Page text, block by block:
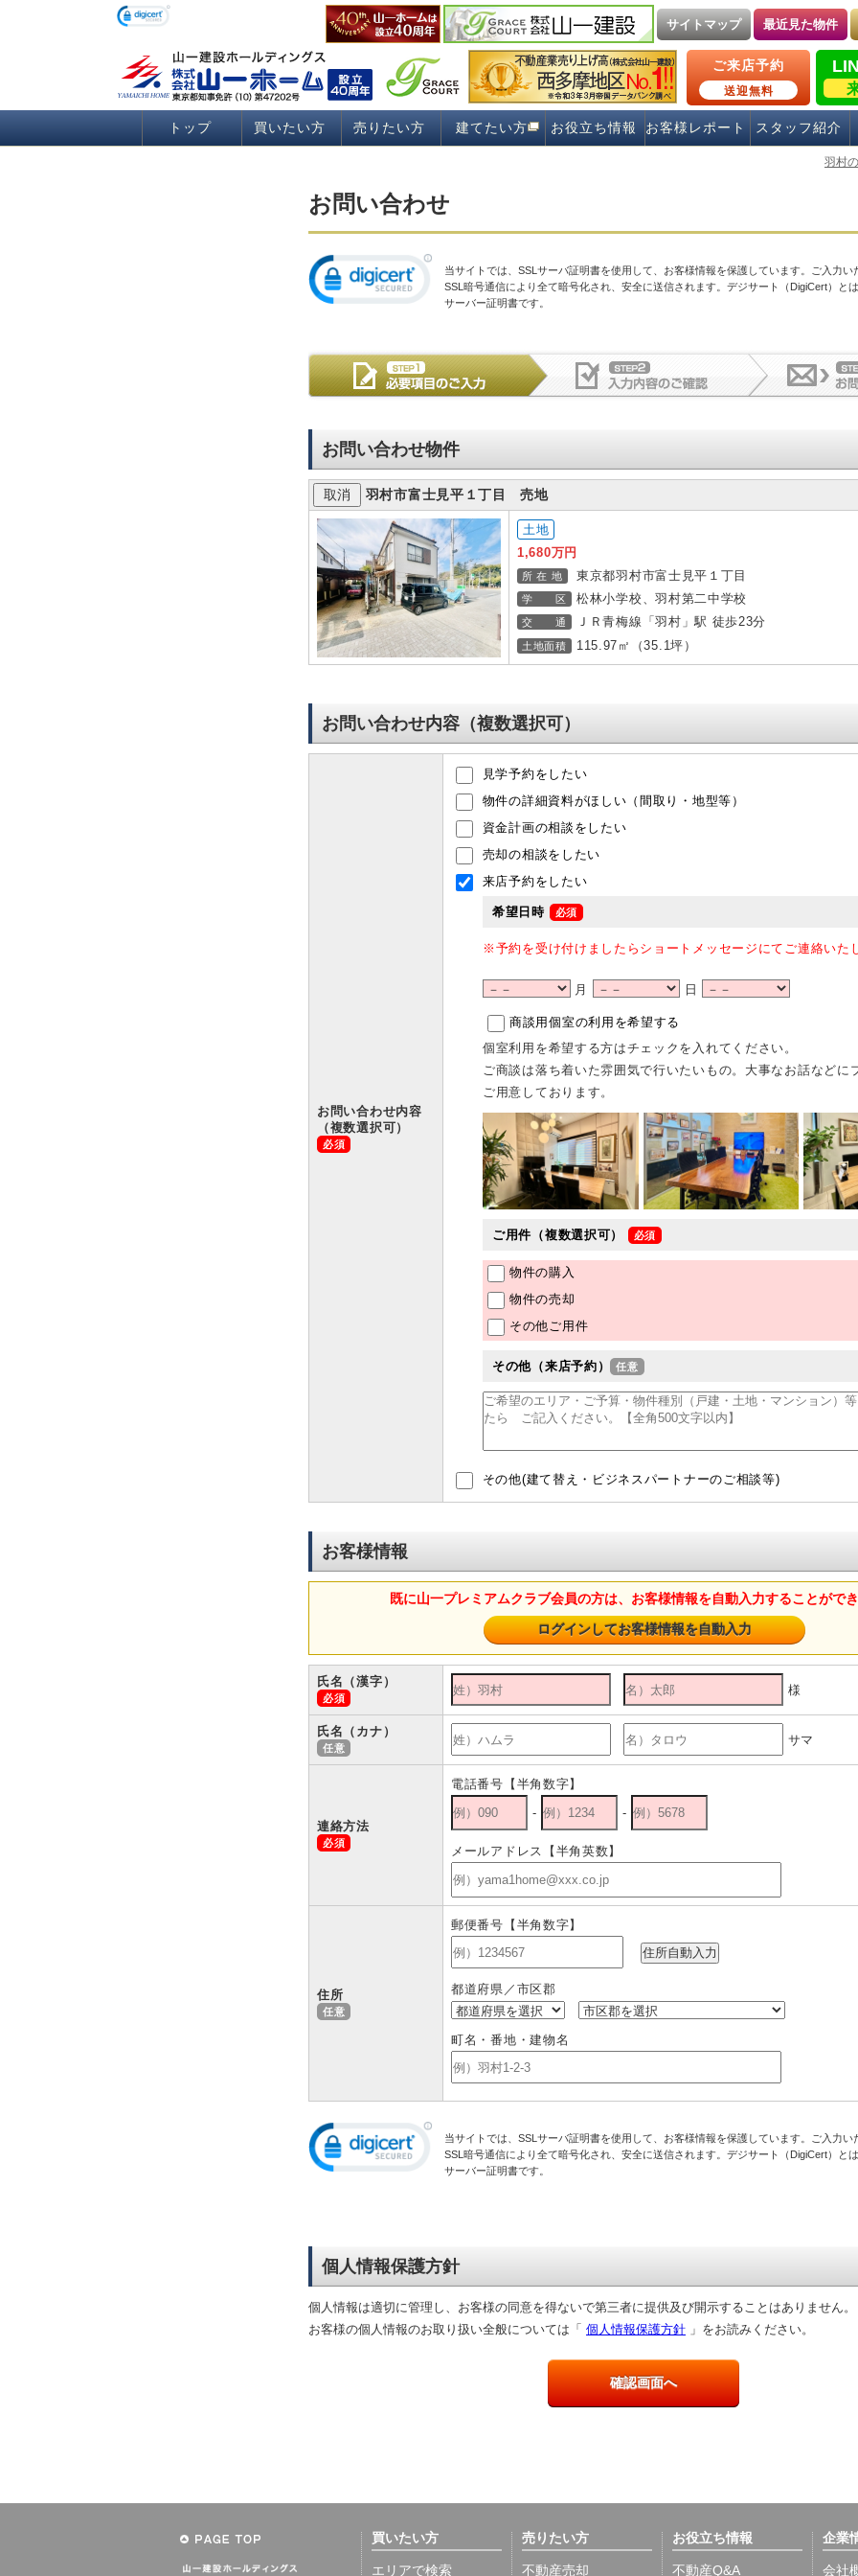
サイトマップ 最近見た物件
ご来店予約
送迎無料
トップ 買いたい方 売りたい方 建てたい方 お役立ち情報 お客様レポート スタッフ紹介
羽村
お問い合わせ
当サイトでは、SSLサーバ証明書を使用して、お客様情報を保護しています。ご入力い
SSL暗号通信により全て暗号化され、安全に送信されます。デジサート（DigiCert）と
サーバー証明書です。
お問い合わせ物件
羽村市富士見平１丁目 売地
土地
1,680万円
所 在 地 東京都羽村市富士見平１丁目
学 区 松林小学校、羽村第二中学校
交 通 ＪＲ青梅線「羽村」駅 徒歩23分
土地面積 115.97㎡（35.1坪）
お問い合わせ内容（複数選択可）
お問い合わせ内容
（複数選択可）
見学予約をしたい
物件の詳細資料がほしい（間取り・地型等）
資金計画の相談をしたい
売却の相談をしたい
来店予約をしたい
希望日時
※予約を受け付けましたらショートメッセージにてご連絡いた
月 日
商談用個室の利用を希望する
個室利用を希望する方はチェックを入れてください。
ご商談は落ち着いた雰囲気で行いたいもの。大事なお話などに
ご用意しております。
ご用件（複数選択可）
物件の購入
物件の売却
その他ご用件
その他（来店予約）
その他(建て替え・ビジネスパートナーのご相談等)
お客様情報
既に山一プレミアムクラブ会員の方は、お客様情報を自動入力することがで
氏名（漢字）
様
氏名（カナ）
サマ
連絡方法
電話番号【半角数字】
-
-
メールアドレス【半角英数】
住所
郵便番号【半角数字】
都道府県／市区郡
町名・番地・建物名
当サイトでは、SSLサーバ証明書を使用して、お客様情報を保護しています。ご入力い
SSL暗号通信により全て暗号化され、安全に送信されます。デジサート（DigiCert）と
サーバー証明書です。
個人情報保護方針
個人情報は適切に管理し、お客様の同意を得ないで第三者に提供及び開示することはありません。
お客様の個人情報のお取り扱い全般については「 個人情報保護方針 」をお読みください。
買いたい方
エリアで検索
売りたい方
不動産売却
お役立ち情報
不動産Q&A
企業
会社